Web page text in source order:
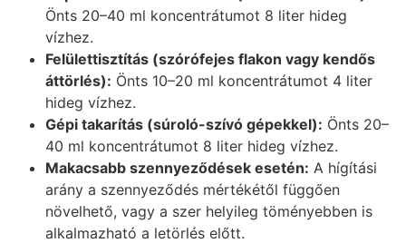
Önts 20–40 ml koncentrátumot 8 liter hideg
vízhez.
Felülettisztítás (szórófejes flakon vagy kendős
áttörlés): Önts 10–20 ml koncentrátumot 4 liter
hideg vízhez.
Gépi takarítás (súroló-szívó gépekkel): Önts 20–
40 ml koncentrátumot 8 liter hideg vízhez.
Makacsabb szennyeződések esetén: A hígítási
arány a szennyeződés mértékétől függően
növelhető, vagy a szer helyileg töményebben is
alkalmazható a letörlés előtt.